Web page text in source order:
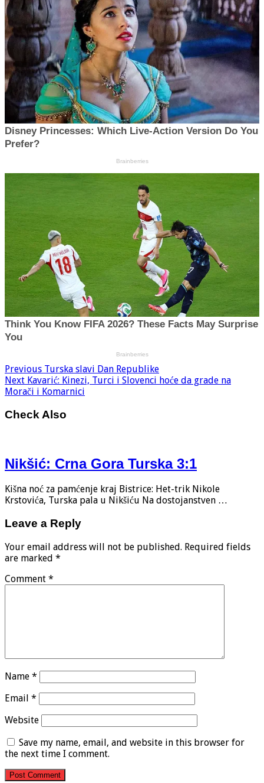
Previous Turska slavi Dan Republike
Next Kavarić: Kinezi, Turci i Slovenci hoće da grade na
Morači i Komarnici
Check Also
Nikšić: Crna Gora Turska 3:1
Kišna noć za pamćenje kraj Bistrice: Het-trik Nikole
Krstovića, Turska pala u Nikšiću Na dostojanstven …
Leave a Reply
Your email address will not be published. Required fields
are marked *
Comment *
Name *
Email *
Website
Save my name, email, and website in this browser for
the next time I comment.